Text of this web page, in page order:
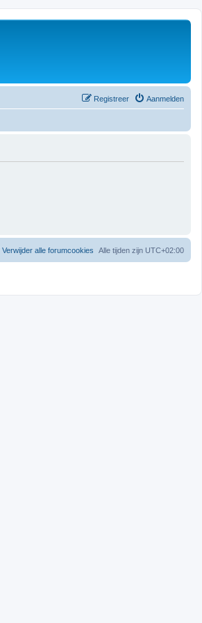
Aanmelden
Registreer
Alle tijden zijn UTC+02:00
Verwijder alle forumcookies